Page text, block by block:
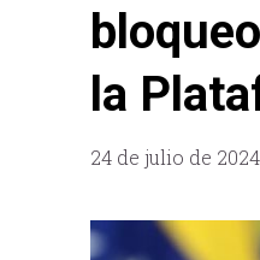
la
24 de julio de 2024